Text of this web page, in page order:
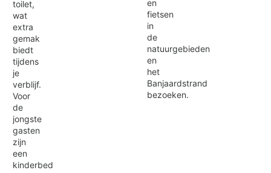
toilet,
wat
extra
gemak
biedt
tijdens
je
verblijf.
Voor
de
jongste
gasten
zijn
een
kinderbed
en
fietsen
in
de
natuurgebieden
en
het
Banjaardstrand
bezoeken.